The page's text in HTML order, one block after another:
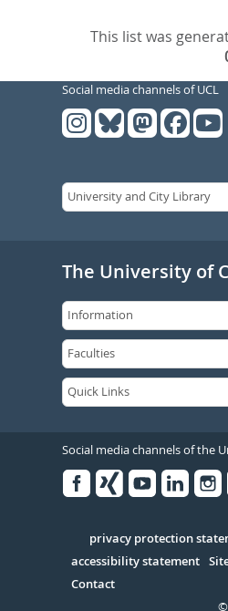
This list was
Social media channels of UCL
The University of
Social media channels of the
Serivce
privacy protection
accessibility statement
Contact
©